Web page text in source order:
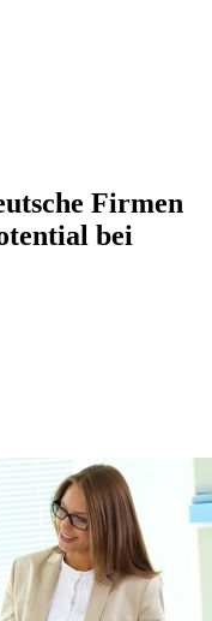
Firmen
bei